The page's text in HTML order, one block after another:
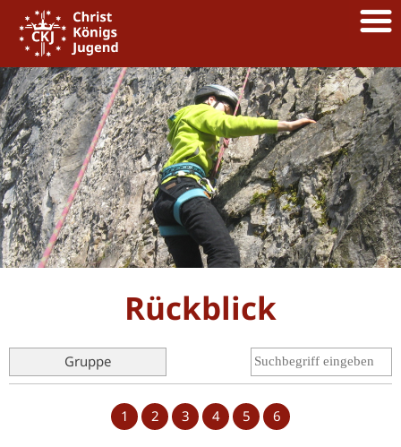
Rückblick
Gruppe
1 2 3 4 5 6